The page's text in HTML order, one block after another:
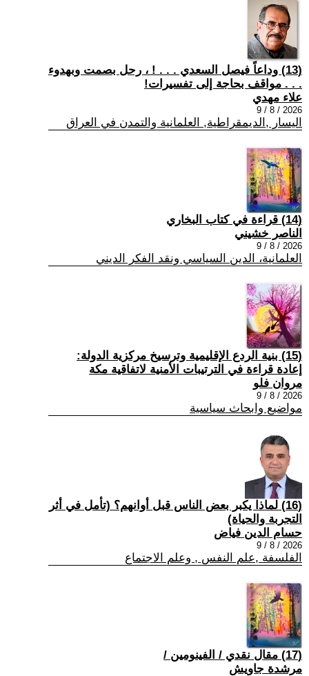
(13) وداعاً فيصل السعدي . . . ! ، رحل بصمت وبهدوء
. . . مواقف بحاجة إلى تفسيرات!
علاء مهدي
2026 / 8 / 9
اليسار ,الديمقراطية, العلمانية والتمدن في العراق
(14) قراءة في كتاب البخاري
الناصر خشيني
2026 / 8 / 9
العلمانية، الدين السياسي ونقد الفكر الديني
(15) بنية الردع الإقليمية وترسيخ مركزية الدولة:
إعادة قراءة في الترتيبات الأمنية لاتفاقية مكة
مروان فلو
2026 / 8 / 9
مواضيع وابحاث سياسية
(16) لماذا يكبر بعض الناس قبل أوانهم؟ (تأمل في أثر
التجربة والحياة)
حسام الدين فياض
2026 / 8 / 9
الفلسفة ,علم النفس , وعلم الاجتماع
(17) مقال نقدي / الفينومين /
مرشدة جاويش